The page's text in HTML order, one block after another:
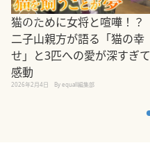
猫のために女将と喧嘩！？
二子山親方が語る「猫の幸
せ」と3匹への愛が深すぎて
感動
2026年2月4日 By equall編集部